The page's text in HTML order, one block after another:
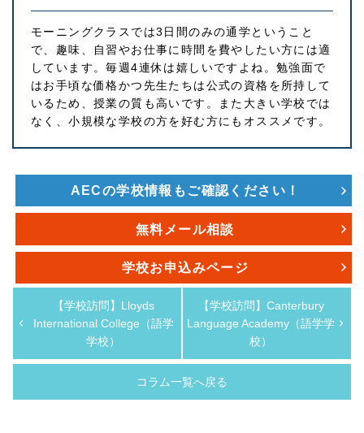
モーニングクラスでは3日間のみの通学ということ
で、趣味、自習やお仕事に時間を費やしたい方には適
しています。毎週4連休は嬉しいですよね。勉強面で
はお手頃な価格かつ先生たちは公式の資格を所持して
いるため、授業の質も高いです。また大きい学校では
なく、小規模な学校の方を好む方にもオススメです。
AECの学校情報もご確認ください！
無料メール相談
学校お申込みページ
【学校訪問】Lloyds
International College（語学
学校）
コラム一覧へ戻る
【学校訪問】Canterbury
Language Academy（語学学
校）